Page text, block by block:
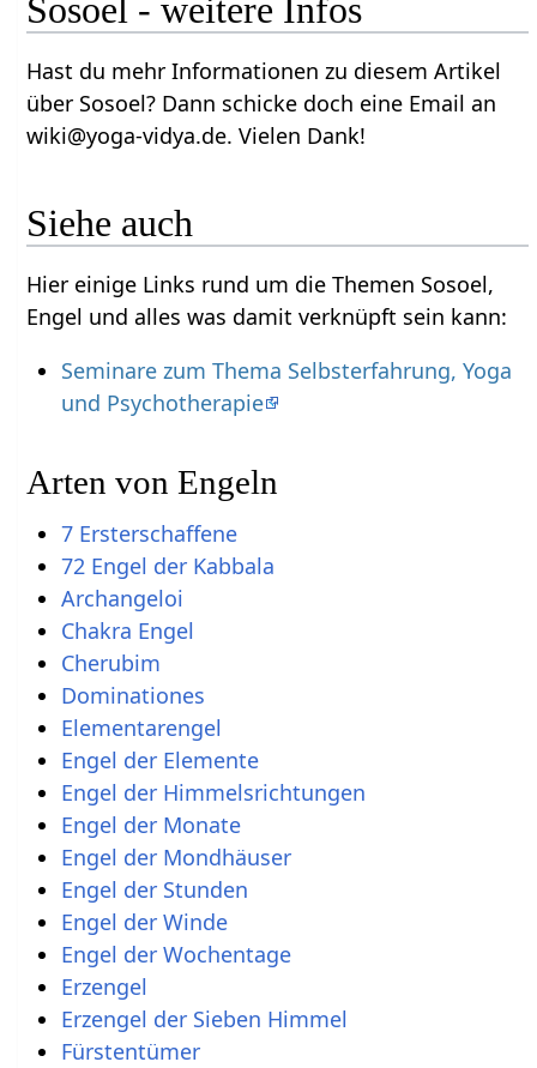
Sosoel - weitere Infos
Hast du mehr Informationen zu diesem Artikel
über Sosoel? Dann schicke doch eine Email an
wiki@yoga-vidya.de. Vielen Dank!
Siehe auch
Hier einige Links rund um die Themen Sosoel,
Engel und alles was damit verknüpft sein kann:
Seminare zum Thema Selbsterfahrung, Yoga
und Psychotherapie
Arten von Engeln
7 Ersterschaffene
72 Engel der Kabbala
Archangeloi
Chakra Engel
Cherubim
Dominationes
Elementarengel
Engel der Elemente
Engel der Himmelsrichtungen
Engel der Monate
Engel der Mondhäuser
Engel der Stunden
Engel der Winde
Engel der Wochentage
Erzengel
Erzengel der Sieben Himmel
Fürstentümer